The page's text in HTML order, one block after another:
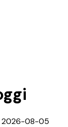
2026-08-05